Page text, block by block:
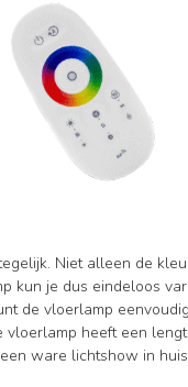
Niet alleen de
kun je dus eindeloos
de vloerlamp
heeft een
ware lichtshow in huis